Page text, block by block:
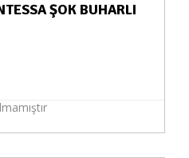
ŞOK BUHARLI